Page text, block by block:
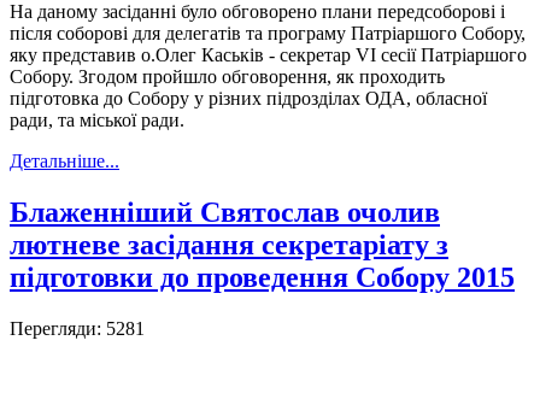
На даному засіданні було обговорено плани передсоборові і
після соборові для делегатів та програму Патріаршого Собору,
яку представив о.Олег Каськів - секретар VI сесії Патріаршого
Собору. Згодом пройшло обговорення, як проходить
підготовка до Собору у різних підрозділах ОДА, обласної
ради, та міської ради.
Детальніше...
Блаженніший Святослав очолив
лютневе засідання секретаріату з
підготовки до проведення Собору 2015
Перегляди: 5281